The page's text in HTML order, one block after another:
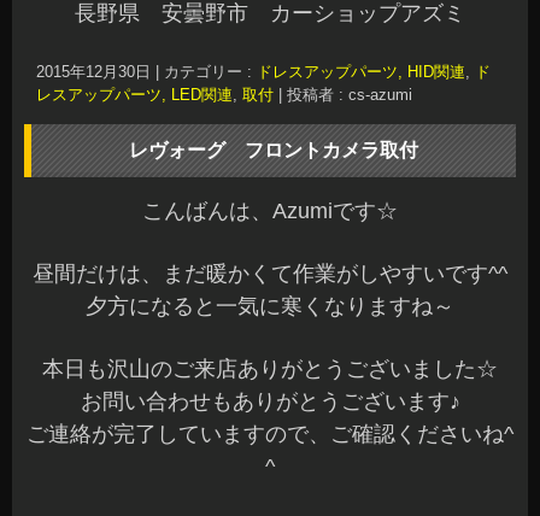
長野県 安曇野市 カーショップアズミ
2015年12月30日 カテゴリー : ドレスアップパーツ, HID関連, ド
レスアップパーツ, LED関連, 取付 投稿者 : cs-azumi
レヴォーグ フロントカメラ取付
こんばんは、Azumiです☆
昼間だけは、まだ暖かくて作業がしやすいです^^
夕方になると一気に寒くなりますね～
本日も沢山のご来店ありがとうございました☆
お問い合わせもありがとうございます♪
ご連絡が完了していますので、ご確認くださいね^
^